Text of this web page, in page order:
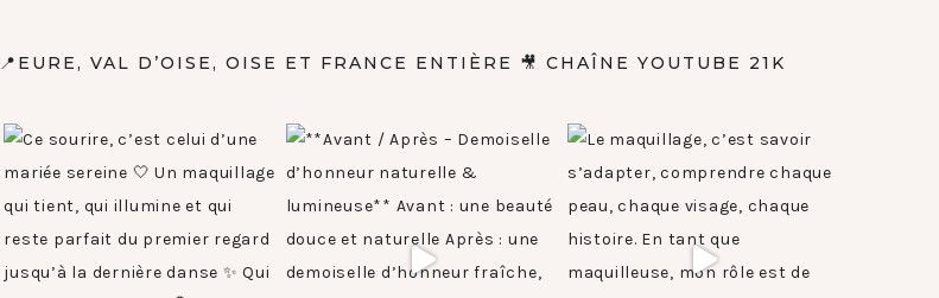
📍EURE, VAL D’OISE, OISE ET FRANCE ENTIÈRE 🎥 CHAÎNE YOUTUBE 21K